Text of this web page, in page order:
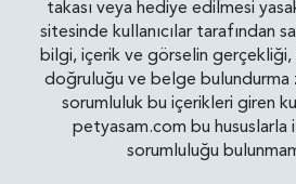
takası veya hediye edilmesi
sitesinde kullanıcılar tarafından
bilgi, içerik ve görselin
doğruluğu ve belge bulundurma
sorumluluk bu içerikleri giren
petyasam.com bu hususlarla
sorumluluğu